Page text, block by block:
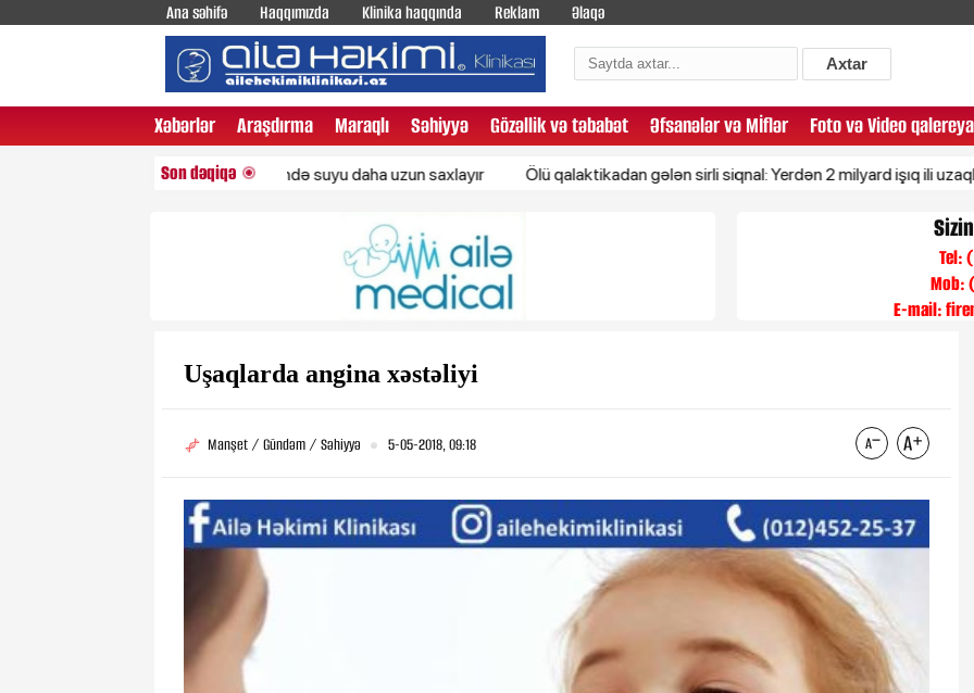
Ana səhifə Haqqımızda Klinika haqqında Reklam Əlaqə
Axtar
Xəbərlər Araşdırma Maraqlı Səhiyyə Gözəllik və təbabət Əfsanələr və Mİflər Foto və Video qalereya
Son dəqiqə
Bu 3 içki bədəndə suyu daha uzun saxlayır Ölü qalaktikadan gələn sirli siqnal: Yerdən 2 milyard işıq ili uzaqlıqda
Tel:
Mob:
E-mail:
Uşaqlarda angina xəstəliyi
Manşet / Gündəm / Səhiyyə 5-05-2018, 09:18
Bağırsaqdakı bakteriyalar
yuxusuzluğa təsir edə bilər
Bu 3 içki bədəndə suyu daha
uzun saxlayır